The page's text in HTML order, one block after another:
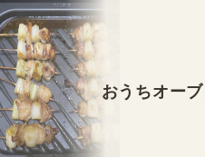
おうちオー